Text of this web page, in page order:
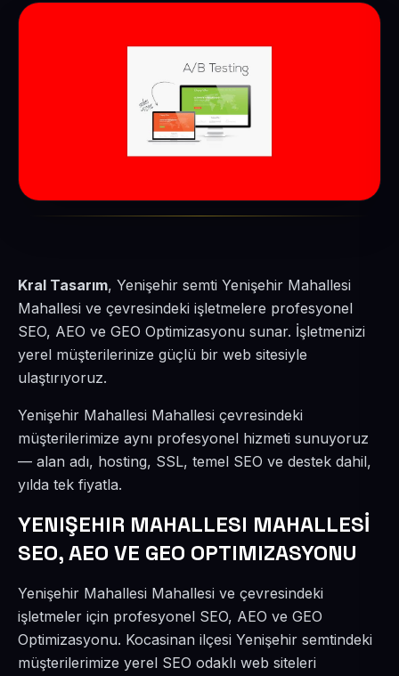
Kral Tasarım, Yenişehir semti Yenişehir Mahallesi
Mahallesi ve çevresindeki işletmelere profesyonel
SEO, AEO ve GEO Optimizasyonu sunar. İşletmenizi
yerel müşterilerinize güçlü bir web sitesiyle
ulaştırıyoruz.
Yenişehir Mahallesi Mahallesi çevresindeki
müşterilerimize aynı profesyonel hizmeti sunuyoruz
— alan adı, hosting, SSL, temel SEO ve destek dahil,
yılda tek fiyatla.
YENIŞEHIR MAHALLESI MAHALLESİ
SEO, AEO VE GEO OPTIMIZASYONU
Yenişehir Mahallesi Mahallesi ve çevresindeki
işletmeler için profesyonel SEO, AEO ve GEO
Optimizasyonu. Kocasinan ilçesi Yenişehir semtindeki
müşterilerimize yerel SEO odaklı web siteleri